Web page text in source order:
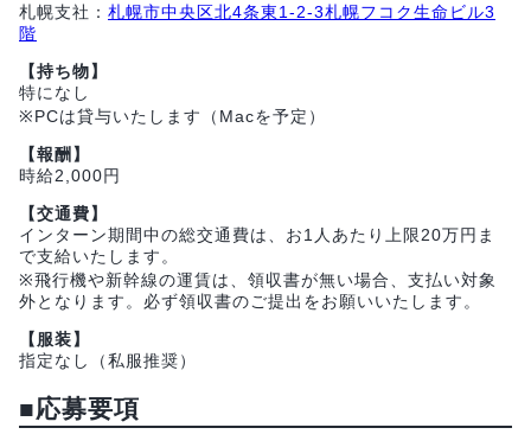
札幌支社： 札幌市中央区北4条東1-2-3札幌フコク生命ビル3
階
【持ち物】
特になし
※PCは貸与いたします（Macを予定）
【報酬】
時給2,000円
【交通費】
インターン期間中の総交通費は、お1人あたり上限20万円ま
で支給いたします。
※飛行機や新幹線の運賃は、領収書が無い場合、支払い対象
外となります。必ず領収書のご提出をお願いいたします。
【服装】
指定なし（私服推奨）
■応募要項